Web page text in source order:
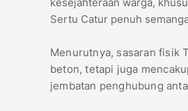
Sertu Catur penuh
Menurutnya, sasaran fisik
beton, tetapi juga
jembatan penghubung